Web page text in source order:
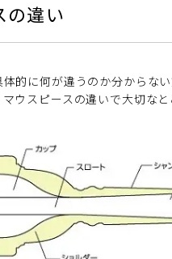
の違い
的に何が違うのか分からな
ウスピースの違いで大切な